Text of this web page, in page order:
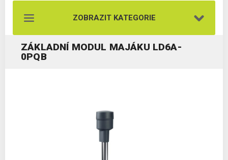
ZOBRAZIT KATEGORIE
ZÁKLADNÍ MODUL MAJÁKU LD6A-
0PQB